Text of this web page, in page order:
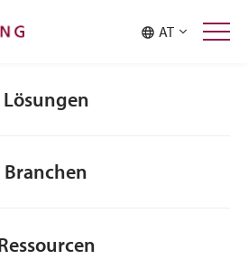
AT
Lösungen
Branchen